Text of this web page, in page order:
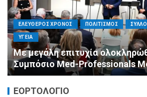
ΕΛΕΥΘΕΡΟΣ ΧΡΟΝΟΣ ΟΙΚΟΝΟΜΙΑ ΥΓΕΙΑ
Καταστροφικές δαπάνες
αντιμετώπισή τους
ΕΟΡΤΟΛΟΓΙΟ